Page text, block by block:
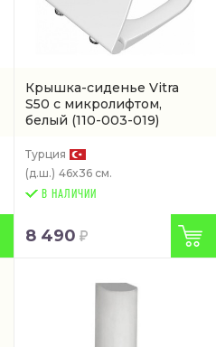
Крышка-сиденье Vitra
S50 с микролифтом,
белый (110-003-019)
Турция
(д.ш.) 46x36 см.
В НАЛИЧИИ
8 490